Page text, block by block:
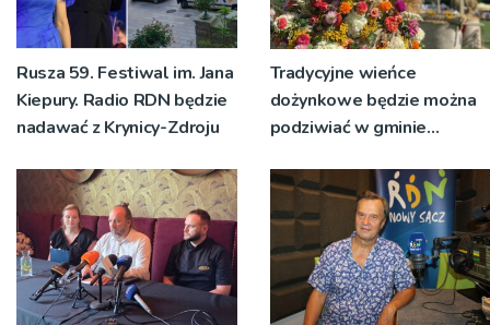
Rusza 59. Festiwal im. Jana
Kiepury. Radio RDN będzie
nadawać z Krynicy-Zdroju
Tradycyjne wieńce
dożynkowe będzie można
podziwiać w gminie